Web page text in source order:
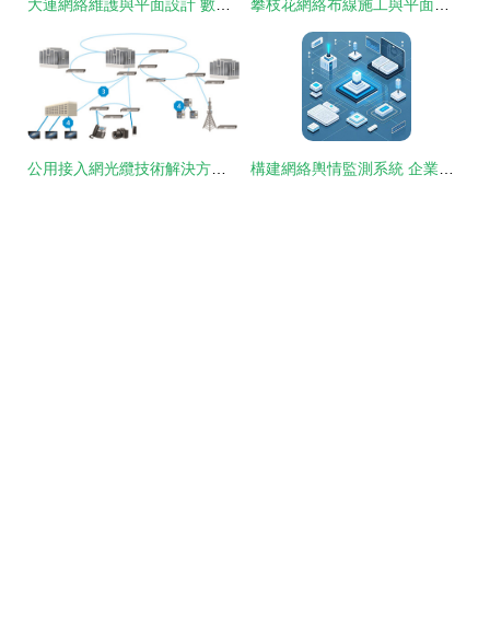
大連網絡維護與平面設計 數字化時代的雙輪驅動 攀枝花網絡布線施工與平面設計的融合之道
公用接入網光纜技術解決方案的平面設計策略與實踐 構建網絡輿情監測系統 企業聲譽的守護盾與輿論風波的應對指南